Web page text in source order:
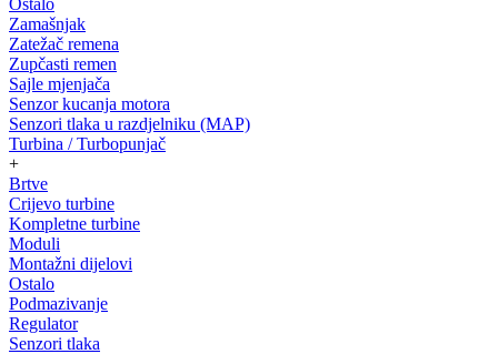
Ostalo
Zamašnjak
Zatežač remena
Zupčasti remen
Sajle mjenjača
Senzor kucanja motora
Senzori tlaka u razdjelniku (MAP)
Turbina / Turbopunjač
+
Brtve
Crijevo turbine
Kompletne turbine
Moduli
Montažni dijelovi
Ostalo
Podmazivanje
Regulator
Senzori tlaka